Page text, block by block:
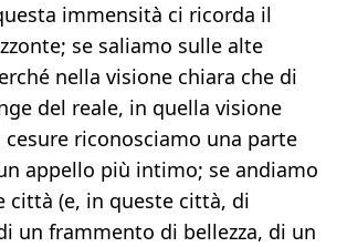
immensità ci ricorda il
se saliamo sulle alte
nella visione chiara che di
del reale, in quella visione
cesure riconosciamo una parte
appello più intimo; se andiamo
città (e, in queste città, di
un frammento di bellezza, di un